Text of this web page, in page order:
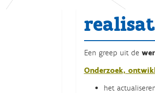
Een greep uit de
Onderzoek,
het